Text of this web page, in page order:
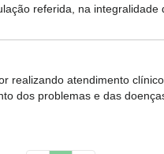
referida, na
realizando atendimento
dos problemas e das